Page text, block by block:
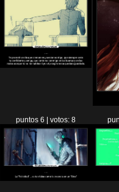
puntos 6 | votos: 8